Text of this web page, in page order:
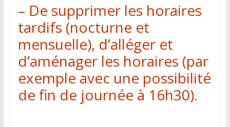
– De supprimer les horaires
tardifs (nocturne et
mensuelle), d’alléger et
d’aménager les horaires (par
exemple avec une possibilité
de fin de journée à 16h30).